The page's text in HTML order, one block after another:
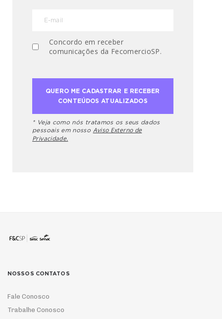
Concordo em receber
comunicações da FecomercioSP.
* Veja como nós tratamos os seus dados
pessoais em nosso Aviso Externo de
Privacidade.
NOSSOS CONTATOS
Fale Conosco
Trabalhe Conosco